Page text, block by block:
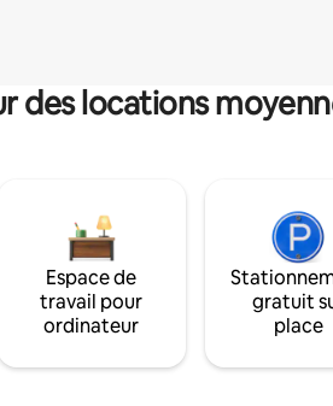
des locations
Espace de
travail pour
ordinateur
gratuit
place